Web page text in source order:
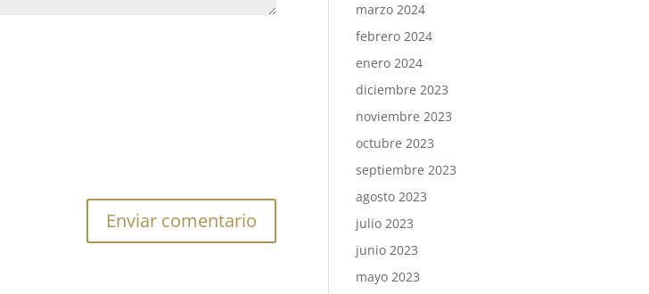
marzo 2024
febrero 2024
enero 2024
diciembre 2023
noviembre 2023
octubre 2023
septiembre 2023
agosto 2023
julio 2023
junio 2023
mayo 2023